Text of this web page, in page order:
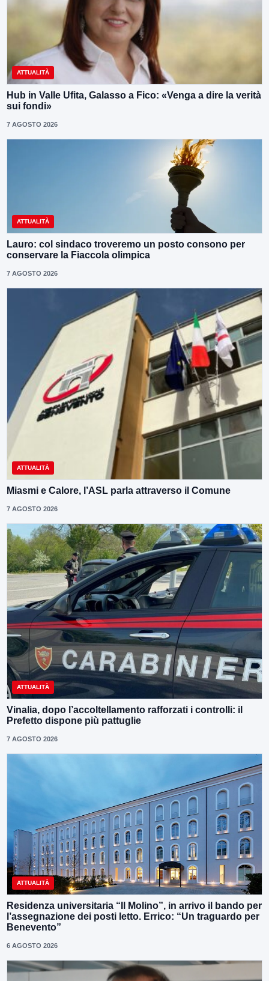
ATTUALITÀ
Hub in Valle Ufita, Galasso a Fico: «Venga a dire la verità
sui fondi»
7 AGOSTO 2026
ATTUALITÀ
Lauro: col sindaco troveremo un posto consono per
conservare la Fiaccola olimpica
7 AGOSTO 2026
ATTUALITÀ
Miasmi e Calore, l’ASL parla attraverso il Comune
7 AGOSTO 2026
ATTUALITÀ
Vinalia, dopo l’accoltellamento rafforzati i controlli: il
Prefetto dispone più pattuglie
7 AGOSTO 2026
ATTUALITÀ
Residenza universitaria “Il Molino”, in arrivo il bando per
l’assegnazione dei posti letto. Errico: “Un traguardo per
Benevento”
6 AGOSTO 2026